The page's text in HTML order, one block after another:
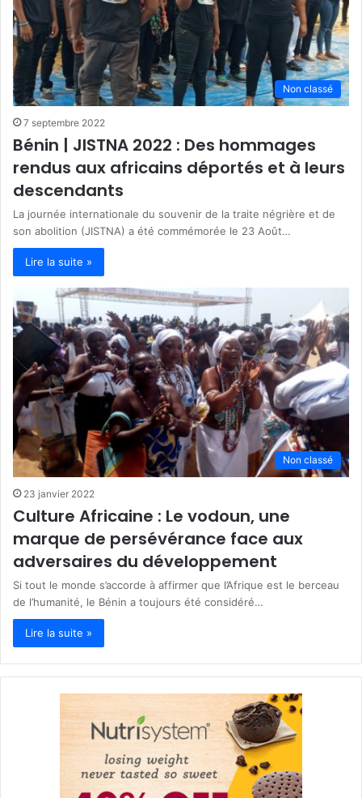
Non classé
7 septembre 2022
Bénin | JISTNA 2022 : Des hommages
rendus aux africains déportés et à leurs
descendants
La journée internationale du souvenir de la traite négrière et de
son abolition (JISTNA) a été commémorée le 23 Août…
Lire la suite »
Non classé
23 janvier 2022
Culture Africaine : Le vodoun, une
marque de persévérance face aux
adversaires du développement
Si tout le monde s’accorde à affirmer que l’Afrique est le berceau
de l’humanité, le Bénin a toujours été considéré…
Lire la suite »